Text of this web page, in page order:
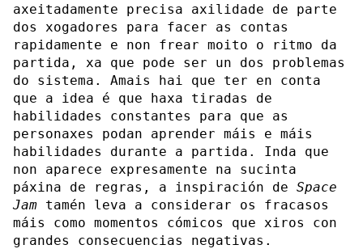
axeitadamente precisa axilidade de parte
dos xogadores para facer as contas
rapidamente e non frear moito o ritmo da
partida, xa que pode ser un dos problemas
do sistema. Amais hai que ter en conta
que a idea é que haxa tiradas de
habilidades constantes para que as
personaxes podan aprender máis e máis
habilidades durante a partida. Inda que
non aparece expresamente na sucinta
páxina de regras, a inspiración de Space
Jam tamén leva a considerar os fracasos
máis como momentos cómicos que xiros con
grandes consecuencias negativas.